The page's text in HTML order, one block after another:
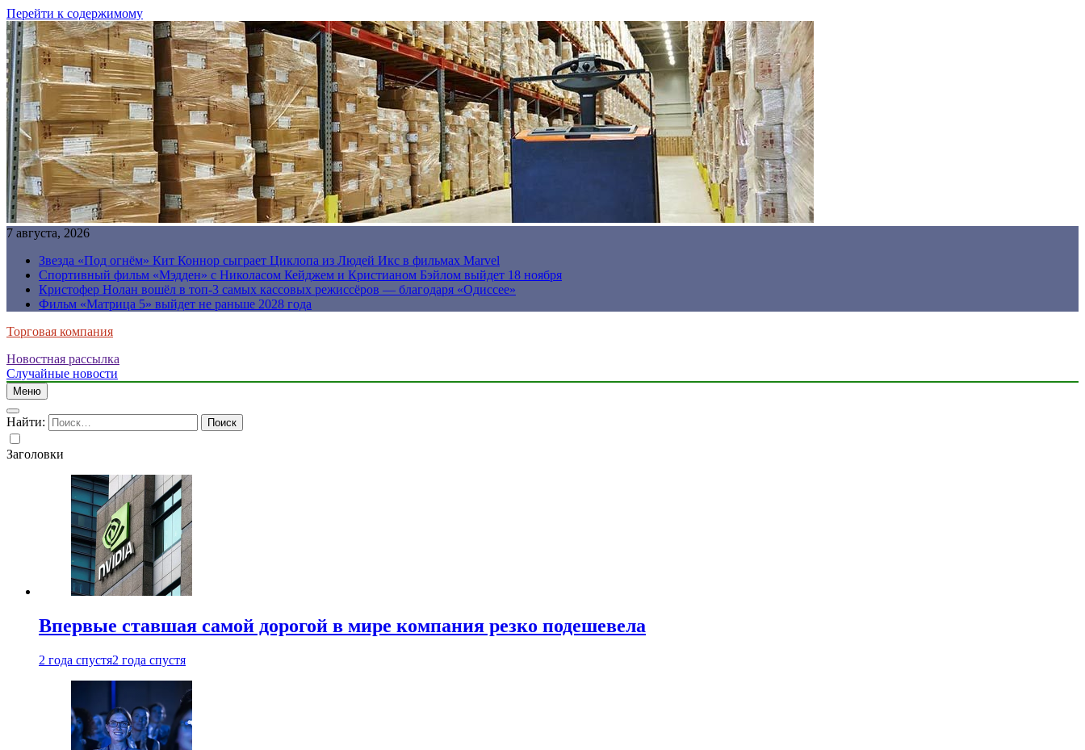
Перейти к содержимому
7 августа, 2026
Звезда «Под огнём» Кит Коннор сыграет Циклопа из Людей Икс в фильмах Marvel
Спортивный фильм «Мэдден» с Николасом Кейджем и Кристианом Бэйлом выйдет 18 ноября
Кристофер Нолан вошёл в топ-3 самых кассовых режиссёров — благодаря «Одиссее»
Фильм «Матрица 5» выйдет не раньше 2028 года
Торговая компания
Новостная рассылка
Случайные новости
Меню
Найти:
Заголовки
Впервые ставшая самой дорогой в мире компания резко подешевела
2 года спустя2 года спустя